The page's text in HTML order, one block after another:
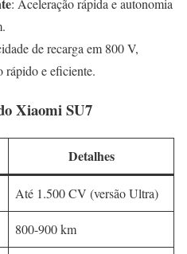
: Aceleração rápida e autonomia
de recarga em 800 V,
rápido e eficiente.
Xiaomi SU7
Detalhes
Até 1.500 CV (versão Ultra)
800-900 km